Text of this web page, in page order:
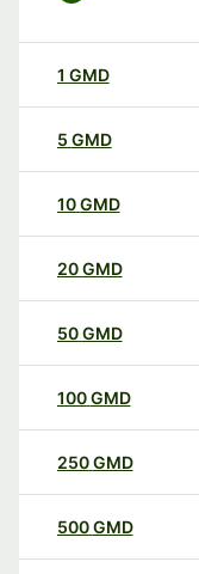
1 GMD
5 GMD
10GMD
20GMD
50GMD
100GMD
250GMD
500GMD